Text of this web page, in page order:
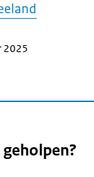
2025